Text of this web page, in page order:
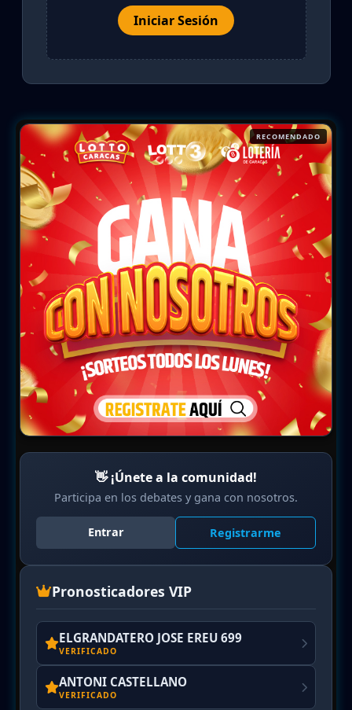
Iniciar Sesión
RECOMENDADO
👋 ¡Únete a la comunidad!
Participa en los debates y gana con nosotros.
Entrar Registrarme
Pronosticadores VIP
ELGRANDATERO JOSE EREU 699
VERIFICADO
ANTONI CASTELLANO
VERIFICADO